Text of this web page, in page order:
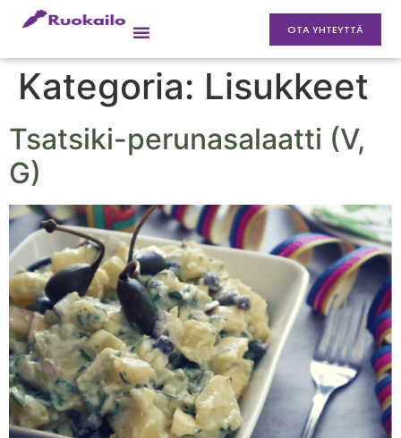
OTA YHTEYTTÄ
Kategoria: Lisukkeet
Tsatsiki-perunasalaatti (V,
G)